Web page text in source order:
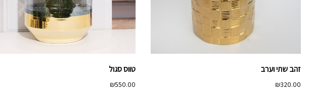
זהב שתי וערב
₪320.00
טווס סגול
₪550.00